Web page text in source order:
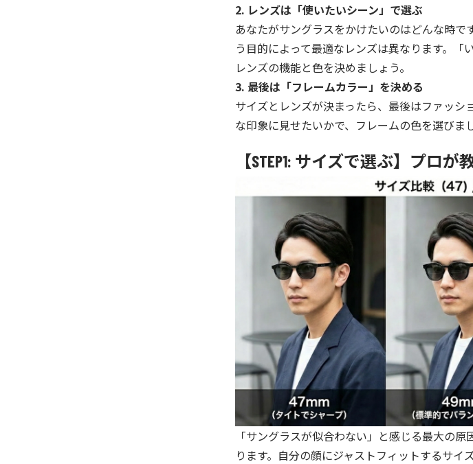
2. レンズは「使いたいシーン」で選ぶ
あなたがサングラスをかけたいのはどんな時
う目的によって最適なレンズは異なります。「
レンズの機能と色を決めましょう。
3. 最後は「フレームカラー」を決める
サイズとレンズが決まったら、最後はファッ
な印象に見せたいかで、フレームの色を選びま
【STEP1: サイズで選ぶ】プロ
「サングラスが似合わない」と感じる最大の原
ります。自分の顔にジャストフィットするサ